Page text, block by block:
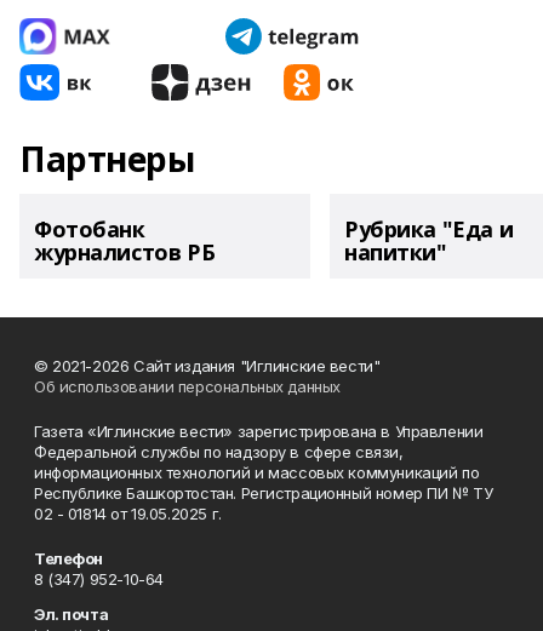
Партнеры
Фотобанк
журналистов РБ
Рубрика "Еда и
напитки"
© 2021-2026 Сайт издания "Иглинские вести"
Об использовании персональных данных
Газета «Иглинские вести» зарегистрирована в Управлении
Федеральной службы по надзору в сфере связи,
информационных технологий и массовых коммуникаций по
Республике Башкортостан. Регистрационный номер ПИ № ТУ
02 - 01814 от 19.05.2025 г.
Телефон
8 (347) 952-10-64
Эл. почта